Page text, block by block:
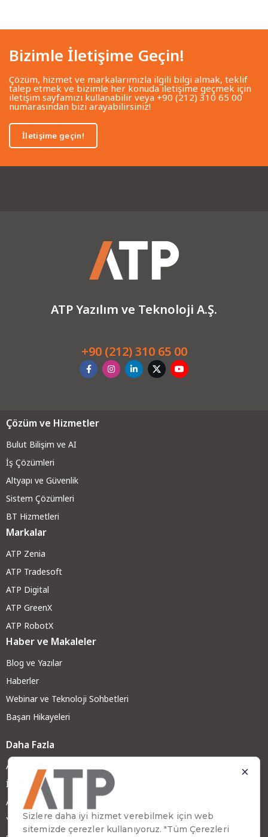
Bizimle İletişime Geçin!
Çözüm, hizmet ve markalarımızla ilgili bilgi almak, teklif
talep etmek ve bizimle her konuda iletişime geçmek için
iletişim sayfamızı kullanabilir veya +90 (212) 310 65 00
numarasından bizi arayabilirsiniz!
İletişime geçin!
ATP Yazılım ve Teknoloji A.Ş.
+90 (212) 310 65 00
Çözüm ve Hizmetler
Bulut Bilişim ve AI
İş Çözümleri
Altyapı ve Güvenlik
Sistem Çözümleri
BT Hizmetleri
Markalar
ATP Zenia
ATP Tradesoft
ATP Digital
ATP GreenX
ATP RobotX
Haber ve Makaleler
Blog ve Yazılar
Haberler
Webinar ve Teknoloji Sohbetleri
Başarı Hikayeleri
Daha Fazla
ATP Hakkında
İş Ortağımız Olun
ATP Kariyer
Yatırımcı İlişkileri